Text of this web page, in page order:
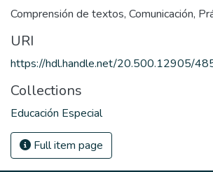
Comprensión de textos, Comunicación,
URI
https://hdl.handle.net/20.500.12905/
Collections
Educación Especial
Full item page